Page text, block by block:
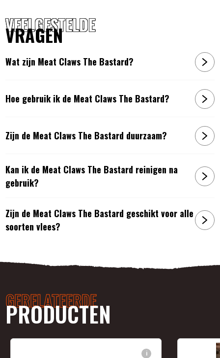
VEELGESTELDE
VRAGEN
Wat zijn Meat Claws The Bastard?
Hoe gebruik ik de Meat Claws The Bastard?
Zijn de Meat Claws The Bastard duurzaam?
Kan ik de Meat Claws The Bastard reinigen na
gebruik?
Zijn de Meat Claws The Bastard geschikt voor alle
soorten vlees?
GERELATEERDE
PRODUCTEN
i